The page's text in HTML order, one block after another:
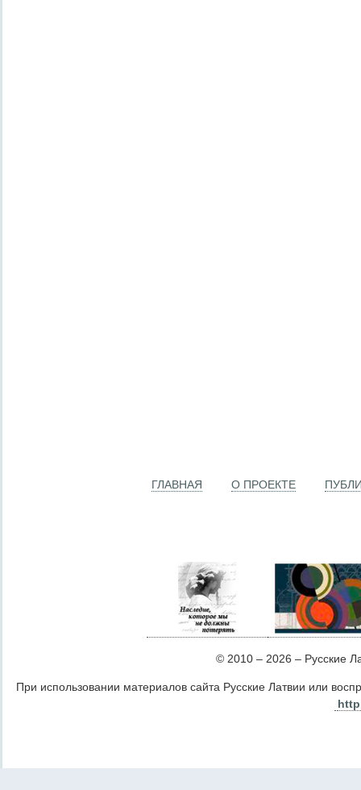
ГЛАВНАЯ О ПРОЕКТЕ
© 2010 – 2026 – Русские
При использовании материалов сайта Русские Латвии или